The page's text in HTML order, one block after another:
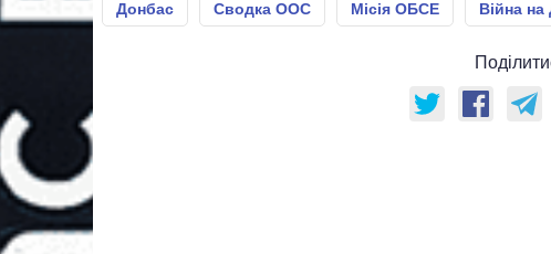
Донбас Сводка ООС Місія ОБСЕ Війна на